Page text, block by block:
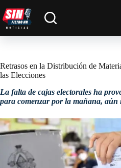
al
contenido
Retrasos en la Distribución de
las Elecciones
La falta de cajas electorales ha
para comenzar por la mañana, aún